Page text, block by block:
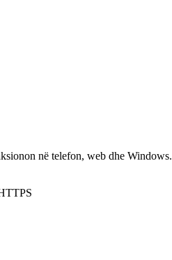
në telefon, web dhe Windows.